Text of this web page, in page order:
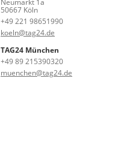
50667 Köln
+49 221 98651990
koeln@tag24.de
TAG24 München
+49 89 215390320
muenchen@tag24.de